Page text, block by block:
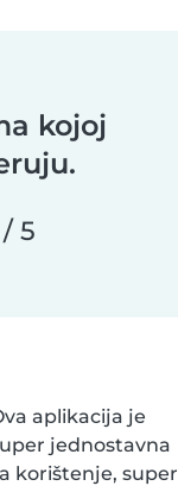
kojoj
5
aplikacija je
jednostavna
korištenje, super